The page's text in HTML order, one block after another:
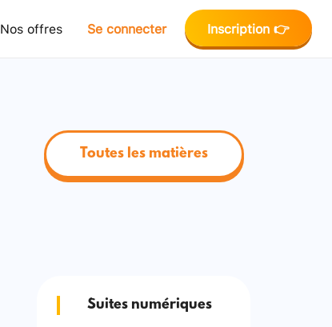
Nos offres Se connecter Inscription 👉
Toutes les matières
Suites numériques